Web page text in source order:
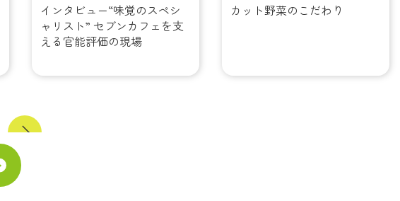
インタビュー“味覚のスペシ
ャリスト” セブンカフェを支
える官能評価の現場
カット野菜のこだわり
Next